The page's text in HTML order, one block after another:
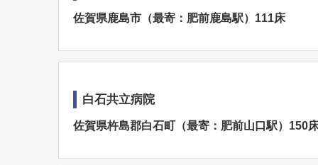
佐賀県鹿島市（最寄：肥前鹿島駅）111床
白石共立病院
佐賀県杵島郡白石町（最寄：肥前山口駅）150